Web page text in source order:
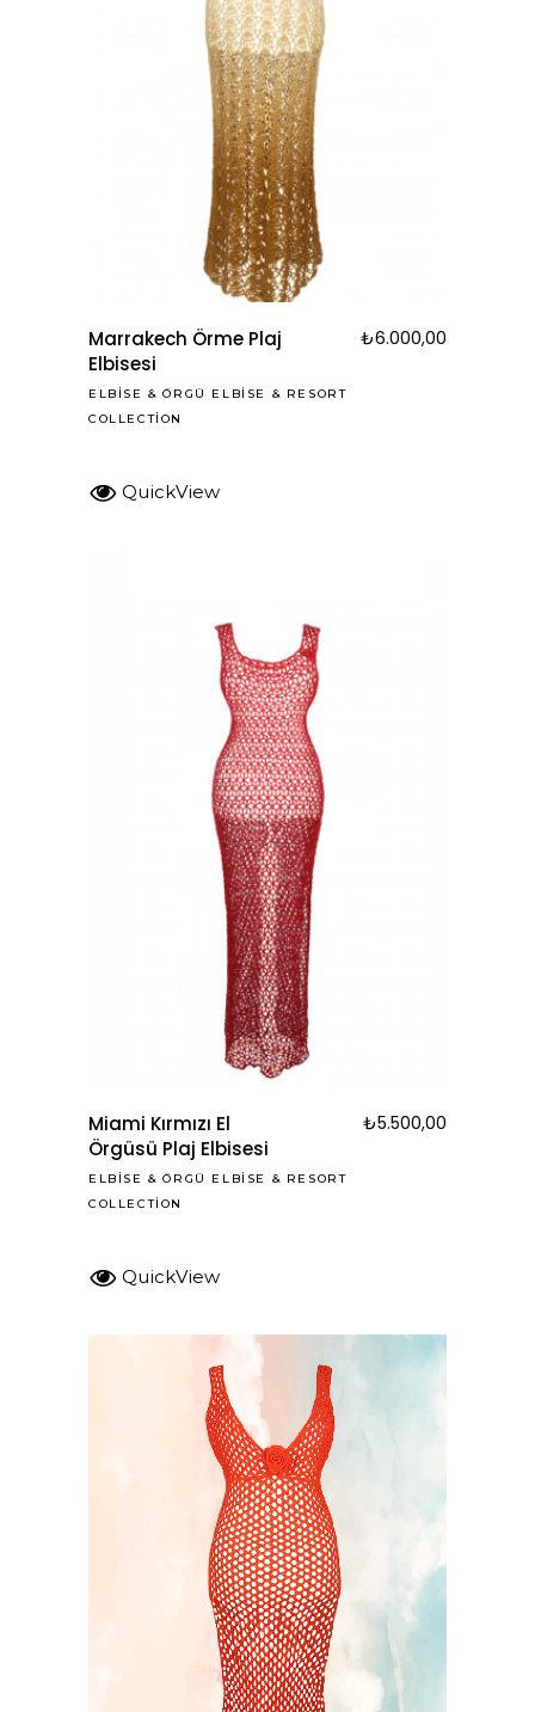
Marrakech Örme Plaj
Elbisesi
₺6.000,00
ELBISE &ÖRGÜ ELBISE & RESORT
COLLECTION
QuickView
Miami Kırmızı El
Örgüsü Plaj Elbisesi
₺5.500,00
ELBISE &ÖRGÜ ELBISE & RESORT
COLLECTION
QuickView